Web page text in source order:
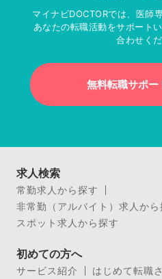
マイナビDOCTORでは、医師
あなたの転職活動をサポート
合わせくだ
無料転職サポー
求人検索
常勤求人から探す
非常勤（アルバイト）求人から
スポット求人から探す
初めての方へ
サービス紹介
はじめて転職